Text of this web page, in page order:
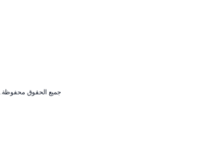
جميع الحقوق محفوظة.